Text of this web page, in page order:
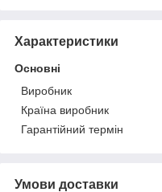
Характеристики
Основні
Виробник
Країна виробник
Гарантійний термін
Умови доставки